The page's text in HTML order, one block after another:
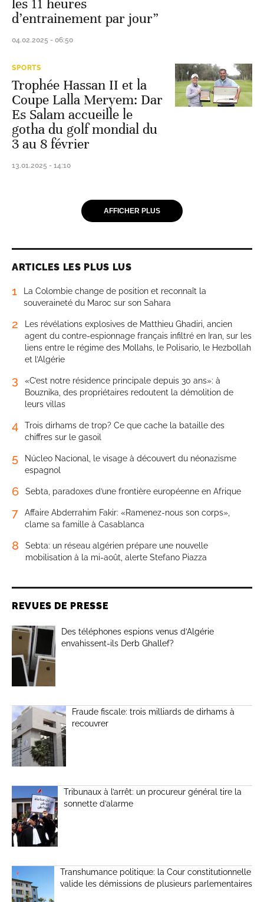
les 11 heures
d’entrainement par jour”
04.02.2025 - 06:50
SPORTS
Trophée Hassan II et la
Coupe Lalla Meryem: Dar
Es Salam accueille le
gotha du golf mondial du
3 au 8 février
13.01.2025 - 14:10
AFFICHER PLUS
ARTICLES LES PLUS LUS
1
La Colombie change de position et reconnaît la
souveraineté du Maroc sur son Sahara
2
Les révélations explosives de Matthieu Ghadiri, ancien
agent du contre-espionnage français infiltré en Iran, sur les
liens entre le régime des Mollahs, le Polisario, le Hezbollah
et l’Algérie
3
«C’est notre résidence principale depuis 30 ans»: à
Bouznika, des propriétaires redoutent la démolition de
leurs villas
4
Trois dirhams de trop? Ce que cache la bataille des
chiffres sur le gasoil
5
Núcleo Nacional, le visage à découvert du néonazisme
espagnol
6 Sebta, paradoxes d’une frontière européenne en Afrique
7
Affaire Abderrahim Fakir: «Ramenez-nous son corps»,
clame sa famille à Casablanca
8
Sebta: un réseau algérien prépare une nouvelle
mobilisation à la mi-août, alerte Stefano Piazza
REVUES DE PRESSE
Des téléphones espions venus d’Algérie
envahissent-ils Derb Ghallef?
Fraude fiscale: trois milliards de dirhams à
recouvrer
Tribunaux à l’arrêt: un procureur général tire la
sonnette d’alarme
Transhumance politique: la Cour constitutionnelle
valide les démissions de plusieurs parlementaires